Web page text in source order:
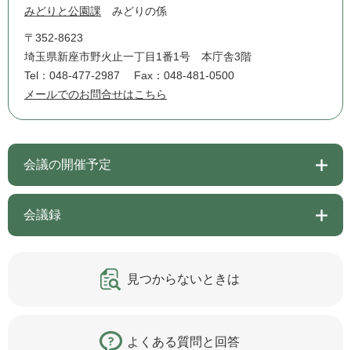
みどりと公園課 みどりの係
〒352-8623
埼玉県新座市野火止一丁目1番1号 本庁舎3階
Tel：048-477-2987
Fax：048-481-0500
メールでのお問合せはこちら
会議の開催予定
会議録
見つからないときは
よくある質問と回答